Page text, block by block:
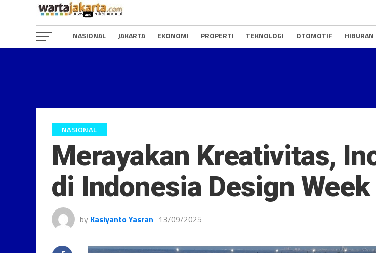
NASIONAL JAKARTA EKONOMI PROPERTI TEKNOLOGI OTOMOTIF HIBURAN
NASIONAL
Merayakan Kreativitas,
di Indonesia Design
by Kasiyanto Yasran 13/09/2025